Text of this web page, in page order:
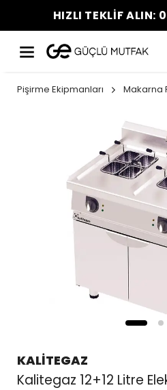
HIZLI TEKLİF ALIN:
Pişirme Ekipmanları Makarna
KALİTEGAZ
Kalitegaz 12+12 Litre